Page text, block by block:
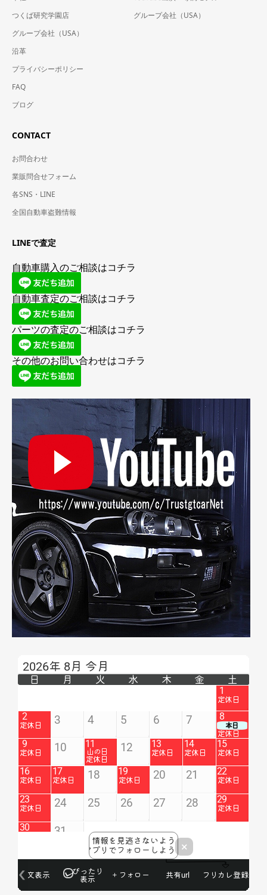
つくば研究学園店
グループ会社（USA）
沿革
プライバシーポリシー
FAQ
ブログ
グループ会社（USA）
CONTACT
お問合わせ
業販問合せフォーム
各SNS・LINE
全国自動車盗難情報
LINEで査定
自動車購入のご相談はコチラ
自動車査定のご相談はコチラ
パーツの査定のご相談はコチラ
その他のお問い合わせはコチラ